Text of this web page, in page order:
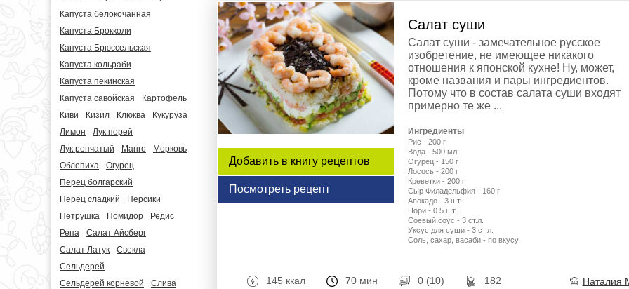
Капуста белокочанная
Капуста Брокколи
Капуста Брюссельская
Капуста кольраби
Капуста пекинская
Капуста савойская
Картофель
Киви
Кизил Клюква
Кукуруза
Лимон
Лук порей
Лук репчатый
Манго
Морковь
Облепиха
Огурец
Перец болгарский
Перец сладкий
Персики
Петрушка
Помидор
Редис
Репа
Салат Айсберг
Салат Латук
Свекла
Сельдерей
Сельдерей корневой
Слива
Добавить в книгу рецептов
Посмотреть рецепт
Салат суши
Салат суши - замечательное русское
изобретение, не имеющее никакого
отношения к японской кухне! Ну, может,
кроме названия и пары ингредиентов.
Потому что в состав салата суши входят
примерно те же ...
Ингредиенты
Рис - 200 г
Вода - 500 мл
Огурец - 150 г
Лосось - 200 г
Креветки - 200 г
Сыр Филадельфия - 160 г
Авокадо - 3 шт.
Нори - 0.5 шт.
Соевый соус - 3 ст.л.
Уксус для суши - 3 ст.л.
Соль, сахар, васаби - по вкусу
145 ккал 70 мин 0 (10) 182 Наталия